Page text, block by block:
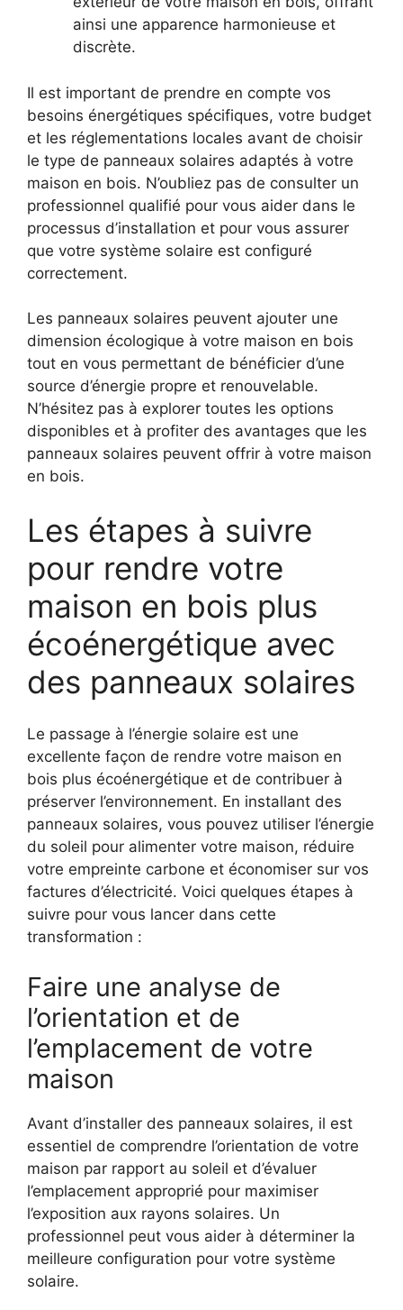
ainsi une⁢ apparence harmonieuse ⁤et
discrète.
Il est important de prendre⁣ en compte vos
besoins énergétiques spécifiques, votre budget
et les réglementations locales avant‌ de choisir
le type de panneaux solaires adaptés à votre
maison en bois. N’oubliez​ pas de consulter un
professionnel qualifié pour vous⁢ aider dans le
processus d’installation et pour vous assurer
que votre système solaire est configuré
correctement.
Les panneaux solaires peuvent ajouter une
dimension​ écologique à votre maison en bois⁢
tout en vous permettant⁣ de bénéficier d’une
source d’énergie propre et renouvelable.​
N’hésitez pas à explorer toutes les options
disponibles et à profiter des avantages que les
panneaux solaires peuvent offrir à votre maison
en bois.
Les étapes à suivre
pour rendre votre
maison en ⁢bois plus
écoénergétique avec
des panneaux solaires
Le passage à l’énergie solaire est une
excellente façon de⁢ rendre votre maison en
bois plus écoénergétique et de contribuer à
préserver l’environnement. En‍ installant⁢ des
panneaux solaires, vous pouvez utiliser l’énergie
du soleil pour alimenter votre maison, réduire
votre empreinte carbone et économiser⁢ sur vos
factures‍ d’électricité. Voici quelques étapes à
suivre pour vous lancer dans cette
transformation :
Faire une analyse de
l’orientation et⁣ de
l’emplacement de votre
maison
Avant ‌d’installer des panneaux solaires, il est
‌essentiel de comprendre l’orientation de⁢ votre
maison par rapport au soleil et d’évaluer
l’emplacement approprié pour maximiser
l’exposition aux rayons solaires. Un
professionnel peut vous aider à ⁢déterminer la
meilleure configuration pour votre système
solaire.